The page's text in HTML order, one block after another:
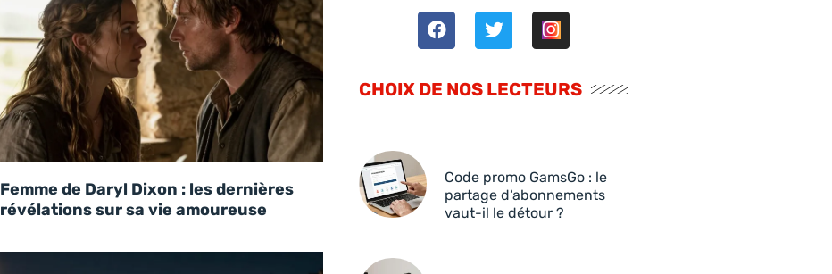
Femme de Daryl Dixon : les dernières
révélations sur sa vie amoureuse
CHOIX DE NOS LECTEURS
Code promo GamsGo : le
partage d’abonnements
vaut-il le détour ?